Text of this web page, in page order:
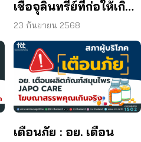
เชื้อจุลินทรีย์ที่ก่อให้เกิด
โรค และพบแบคทีเรีย
ยีสต์ และรา เกิน
มาตรฐานกำหนด ใน
ผลิตภัณฑ์ย้อมผม
23 กันยายน 2568
เตือนภัย : อย. เตือน